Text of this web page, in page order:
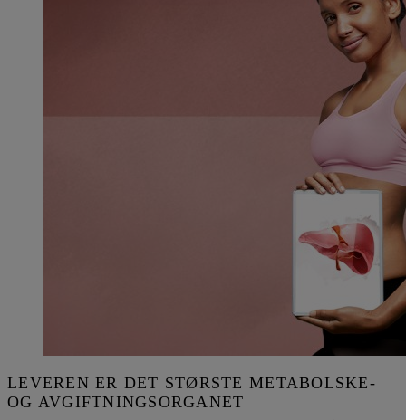
LEVEREN ER DET STØRSTE METABOLSKE-
OG AVGIFTNINGSORGANET